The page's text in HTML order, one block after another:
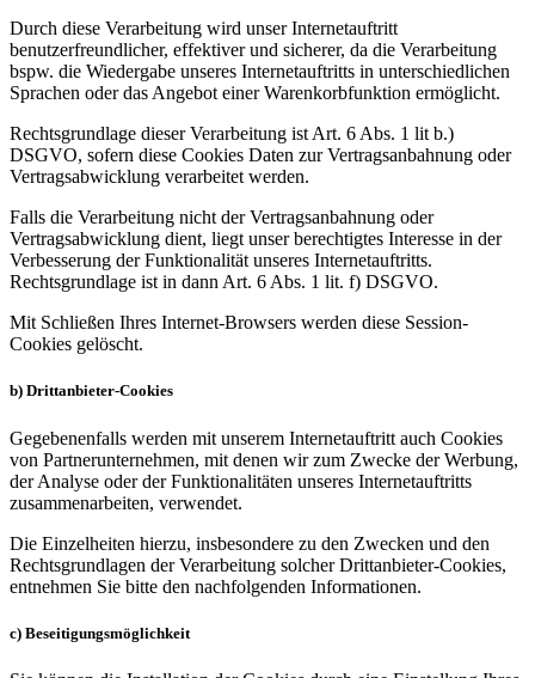
Durch diese Verarbeitung wird unser Internetauftritt
benutzerfreundlicher, effektiver und sicherer, da die Verarbeitung
bspw. die Wiedergabe unseres Internetauftritts in unterschiedlichen
Sprachen oder das Angebot einer Warenkorbfunktion ermöglicht.
Rechtsgrundlage dieser Verarbeitung ist Art. 6 Abs. 1 lit b.)
DSGVO, sofern diese Cookies Daten zur Vertragsanbahnung oder
Vertragsabwicklung verarbeitet werden.
Falls die Verarbeitung nicht der Vertragsanbahnung oder
Vertragsabwicklung dient, liegt unser berechtigtes Interesse in der
Verbesserung der Funktionalität unseres Internetauftritts.
Rechtsgrundlage ist in dann Art. 6 Abs. 1 lit. f) DSGVO.
Mit Schließen Ihres Internet-Browsers werden diese Session-
Cookies gelöscht.
b) Drittanbieter-Cookies
Gegebenenfalls werden mit unserem Internetauftritt auch Cookies
von Partnerunternehmen, mit denen wir zum Zwecke der Werbung,
der Analyse oder der Funktionalitäten unseres Internetauftritts
zusammenarbeiten, verwendet.
Die Einzelheiten hierzu, insbesondere zu den Zwecken und den
Rechtsgrundlagen der Verarbeitung solcher Drittanbieter-Cookies,
entnehmen Sie bitte den nachfolgenden Informationen.
c) Beseitigungsmöglichkeit